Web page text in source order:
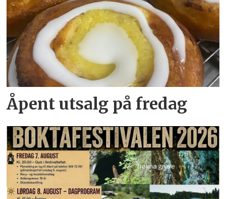
Åpent utsalg på fredag